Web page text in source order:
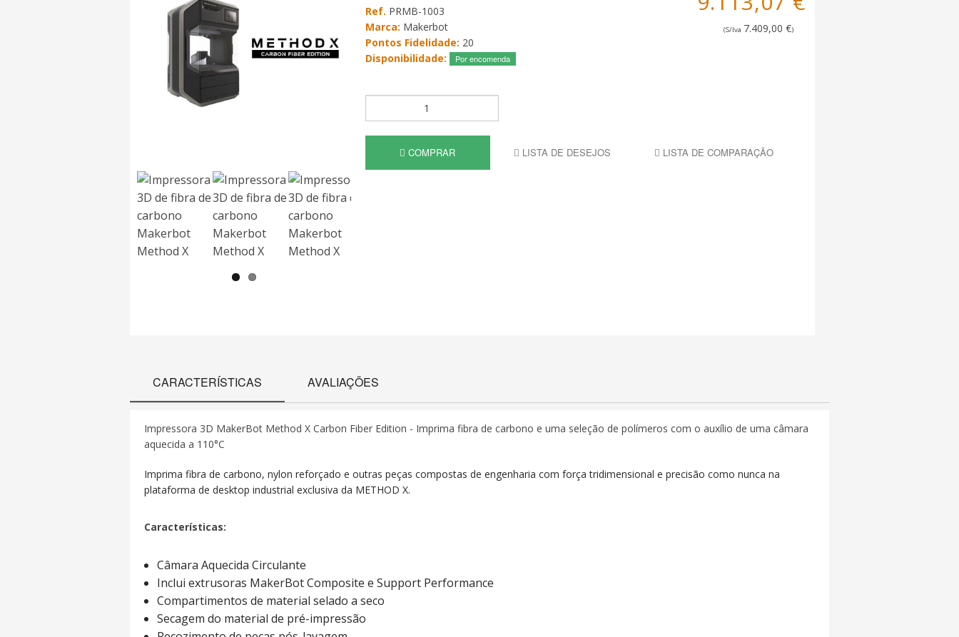
Ref. PRMB-1003
Marca: Makerbot
Pontos Fidelidade: 20
Disponibilidade:
Por encomenda
(S/Iva 7.409,00 €)
COMPRAR LISTA DE DESEJOS LISTA DE COMPARAÇÃO
CARACTERÍSTICAS AVALIAÇÕES
Impressora 3D MakerBot Method X Carbon Fiber Edition - Imprima fibra de carbono e uma seleção de polímeros com o auxílio de uma câmara
aquecida a 110°C
Imprima fibra de carbono, nylon reforçado e outras peças compostas de engenharia com força tridimensional e precisão como nunca na
plataforma de desktop industrial exclusiva da METHOD X.
Características:
Câmara Aquecida Circulante
Inclui extrusoras MakerBot Composite e Support Performance
Compartimentos de material selado a seco
Secagem do material de pré-impressão